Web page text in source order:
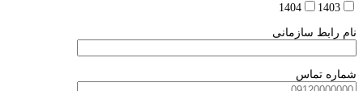
1403
1404
نام رابط سازمانی
شماره تماس